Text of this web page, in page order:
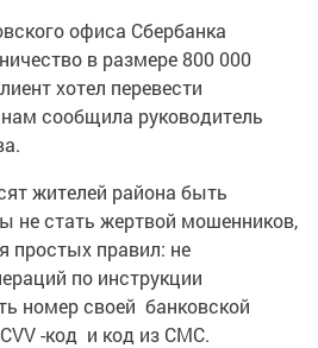
офиса Сбербанка
в размере 800 000
хотел перевести
сообщила руководитель
жителей района быть
не стать жертвой мошенников,
простых правил: не
по инструкции
номер своей банковской
-код и код из СМС.